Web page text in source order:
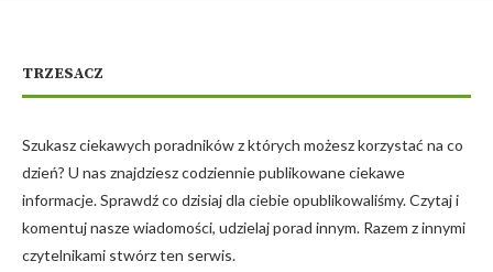
TRZESACZ
Szukasz ciekawych poradników z których możesz korzystać na co
dzień? U nas znajdziesz codziennie publikowane ciekawe
informacje. Sprawdź co dzisiaj dla ciebie opublikowaliśmy. Czytaj i
komentuj nasze wiadomości, udzielaj porad innym. Razem z innymi
czytelnikami stwórz ten serwis.